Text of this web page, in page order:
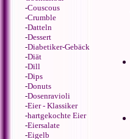
-Couscous
-Crumble
-Datteln
-Dessert
-Diabetiker-Gebäck
-Diät
-Dill
-Dips
-Donuts
-Dosenravioli
-Eier - Klassiker
-hartgekochte Eier
-Eiersalate
-Eigelb